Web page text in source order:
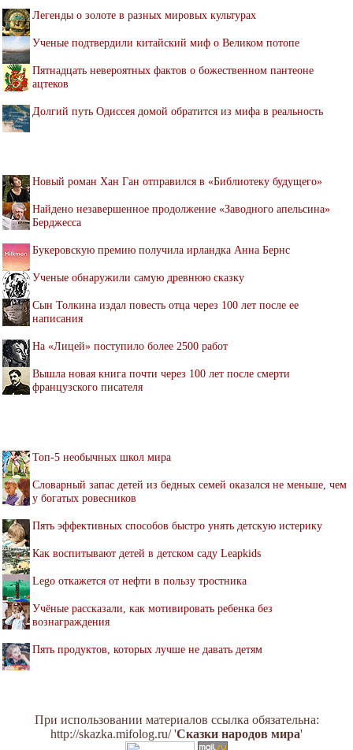
Легенды о золоте в разных мировых культурах
Ученые подтвердили китайский миф о Великом потопе
Пятнадцать невероятных фактов о божественном пантеоне
ацтеков
Долгий путь Одиссея домой обратится из мифа в реальность
Новый роман Хан Ган отправился в «Библиотеку будущего»
Найдено незавершенное продолжение «Заводного апельсина»
Берджесса
Букеровскую премию получила ирландка Анна Бернс
Ученые обнаружили самую древнюю сказку
Сын Толкина издал повесть отца через 100 лет после ее
написания
На «Лицей» поступило более 2500 работ
Вышла новая книга почти через 100 лет после смерти
французского писателя
Топ-5 необычных школ мира
Словарный запас детей из бедных семей оказался не меньше, чем
у богатых ровесников
Пять эффективных способов быстро унять детскую истерику
Как воспитывают детей в детском саду Leapkids
Lego откажется от нефти в пользу тростника
Учёные рассказали, как мотивировать ребенка без
вознаграждения
Пять продуктов, которых лучше не давать детям
При использовании материалов ссылка обязательна:
http://skazka.mifolog.ru/ 'Сказки народов мира'